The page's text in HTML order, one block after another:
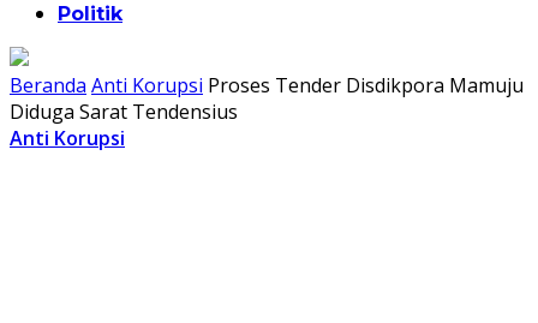
Politik
Beranda Anti Korupsi Proses Tender Disdikpora Mamuju
Diduga Sarat Tendensius
Anti Korupsi